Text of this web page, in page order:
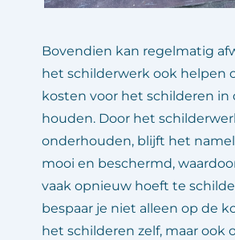
Bovendien kan regelmatig
het schilderwerk ook helpen
kosten voor het schilderen in
houden. Door het
onderhouden, blijft het
mooi en beschermd,
vaak opnieuw hoeft te
bespaar je niet alleen op de
het schilderen zelf, maar ook